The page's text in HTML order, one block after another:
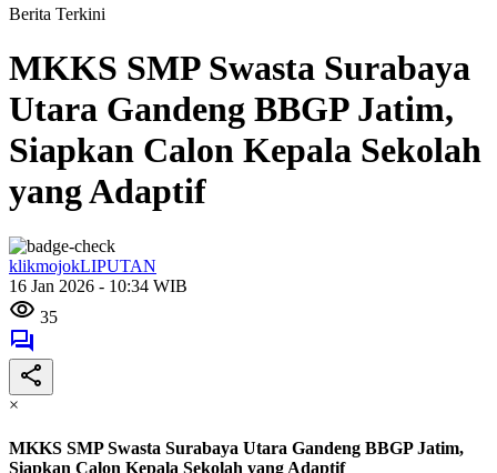
Berita Terkini
MKKS SMP Swasta Surabaya
Utara Gandeng BBGP Jatim,
Siapkan Calon Kepala Sekolah
yang Adaptif
klikmojokLIPUTAN
16 Jan 2026 - 10:34 WIB
35
×
MKKS SMP Swasta Surabaya Utara Gandeng BBGP Jatim,
Siapkan Calon Kepala Sekolah yang Adaptif